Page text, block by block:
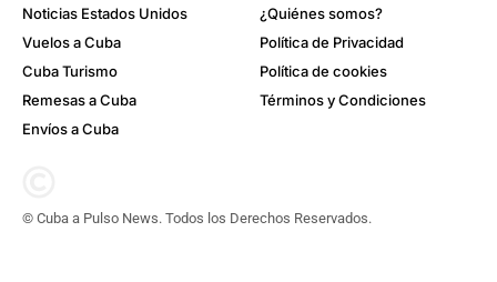
Noticias Estados Unidos
Vuelos a Cuba
Cuba Turismo
Remesas a Cuba
Envíos a Cuba
¿Quiénes somos?
Política de Privacidad
Política de cookies
Términos y Condiciones
© Cuba a Pulso News. Todos los Derechos Reservados.